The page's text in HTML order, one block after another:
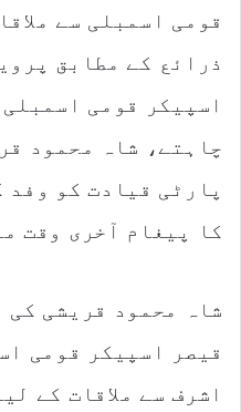
قومی اسمبلی سے
ذرائع کے مطابق
اسپیکر قومی اسمبلی
چاہتے، شاہ محمود
پارٹی قیادت کو
کا پیغام آخری وقت
شاہ محمود قریشی کی
قیصر اسپیکر قومی
اشرف سے ملاقات کے